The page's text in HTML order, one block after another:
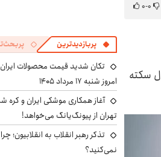
۰-۰
سکته
پربازدیدترین
تکان شدید قیمت محصولات
امروز شنبه ۱۷ مرداد ۱۴۰۵
آغاز همکاری موشکی ایران و کره
تهران از پیونگ‌یانگ می‌خواهد!
تذکر رهبر انقلاب به انقلابیون؛
نمی‌کنید؟